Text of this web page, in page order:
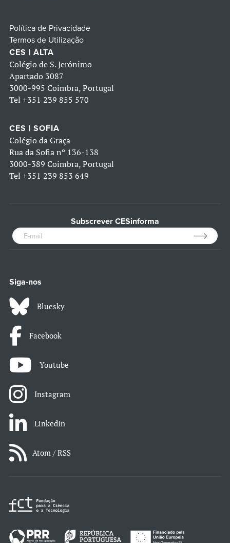
Política de Privacidade
Termos de Utilização
CES | ALTA
Colégio de S. Jerónimo
Apartado 3087
3000-995 Coimbra, Portugal
Tel +351 239 855 570
CES | SOFIA
Colégio da Graça
Rua da Sofia nº 136-138
3000-389 Coimbra, Portugal
Tel +351 239 853 649
Subscrever CESinforma
Siga-nos
Bluesky
Facebook
Youtube
Instagram
LinkedIn
Atom / RSS